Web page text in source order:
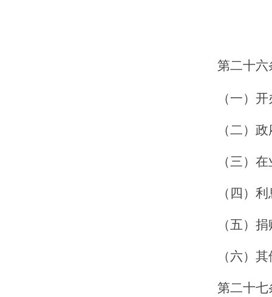
第二十六
（一）
（二）
（三）
（四）
（五）
（六）
第二十七